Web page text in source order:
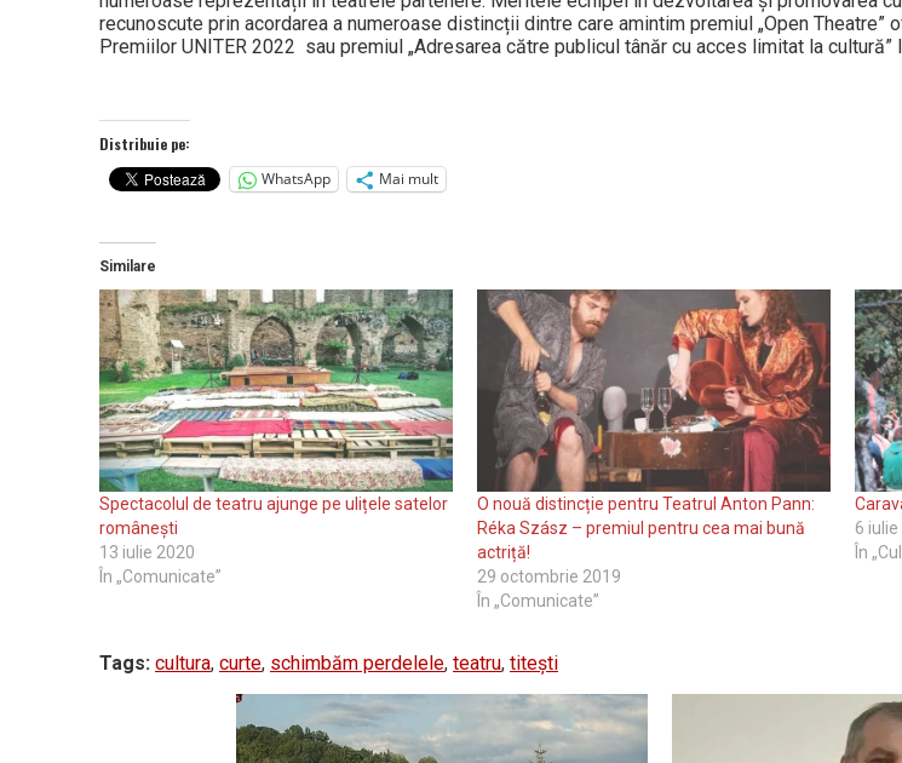
recunoscute prin acordarea a numeroase distincții dintre care amintim premiul „Open Theatre”
Premiilor UNITER 2022 sau premiul „Adresarea către publicul tânăr cu acces limitat la cultură”
Distribuie pe:
WhatsApp
Mai mult
Similare
Spectacolul de teatru ajunge pe ulițele satelor
românești
13 iulie 2020
În „Comunicate”
O nouă distincție pentru Teatrul Anton Pann:
Réka Szász – premiul pentru cea mai bună
actriță!
29 octombrie 2019
În „Comunicate”
6
În
Tags: cultura, curte, schimbăm perdelele, teatru, titești